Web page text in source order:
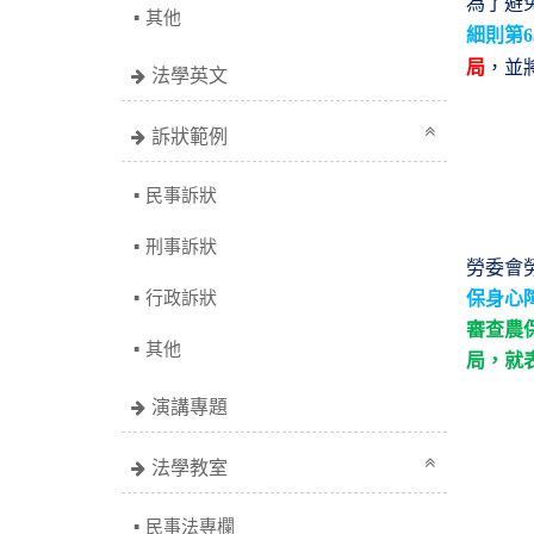
其他
法學英文
訴狀範例
民事訴狀
刑事訴狀
行政訴狀
其他
演講專題
法學教室
民事法專欄
細則第
局 ，
勞委會
保身心
審查農
局，就